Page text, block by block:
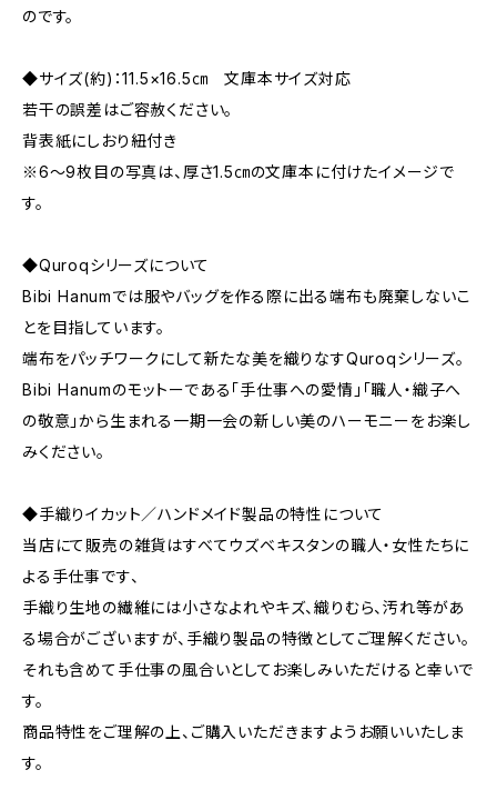
のです。
◆サイズ(約)：11.5×16.5㎝ 文庫本サイズ対応
若干の誤差はご容赦ください。
背表紙にしおり紐付き
※6～9枚目の写真は、厚さ1.5㎝の文庫本に付けたイメージで
す。
◆Quroqシリーズについて
Bibi Hanumでは服やバッグを作る際に出る端布も廃棄しないこ
とを目指しています。
端布をパッチワークにして新たな美を織りなすQuroqシリーズ。
Bibi Hanumのモットーである「手仕事への愛情」「職人・織子へ
の敬意」から生まれる一期一会の新しい美のハーモニーをお楽し
みください。
◆手織りイカット／ハンドメイド製品の特性について
当店にて販売の雑貨はすべてウズベキスタンの職人・女性たちに
よる手仕事です、
手織り生地の繊維には小さなよれやキズ、織りむら、汚れ等があ
る場合がございますが、手織り製品の特徴としてご理解ください。
それも含めて手仕事の風合いとしてお楽しみいただけると幸いで
す。
商品特性をご理解の上、ご購入いただきますようお願いいたしま
す。